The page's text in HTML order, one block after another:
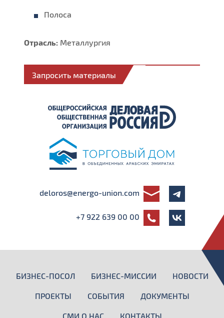
Полоса
Отрасль: Металлургия
Запросить материалы
deloros@energo-union.com
+7 922 639 00 00
БИЗНЕС-ПОСОЛ БИЗНЕС-МИССИИ НОВОСТИ
ПРОЕКТЫ СОБЫТИЯ ДОКУМЕНТЫ
СМИ О НАС КОНТАКТЫ